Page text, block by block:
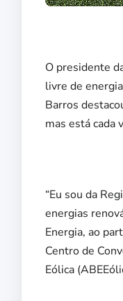
O presidente
livre de
Barros
mas está cada
“Eu sou da
energias
Energia, ao
Centro de
Eólica